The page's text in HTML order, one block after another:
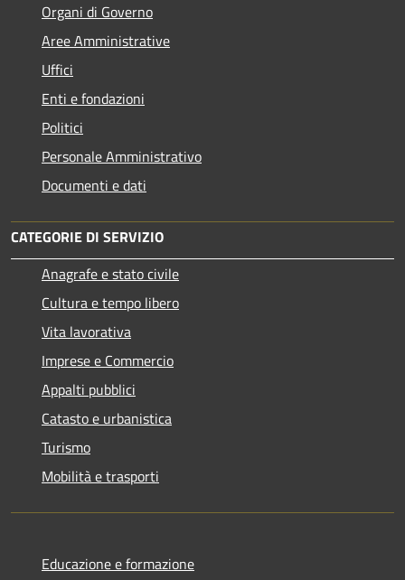
Organi di Governo
Aree Amministrative
Uffici
Enti e fondazioni
Politici
Personale Amministrativo
Documenti e dati
CATEGORIE DI SERVIZIO
Anagrafe e stato civile
Cultura e tempo libero
Vita lavorativa
Imprese e Commercio
Appalti pubblici
Catasto e urbanistica
Turismo
Mobilità e trasporti
Educazione e formazione